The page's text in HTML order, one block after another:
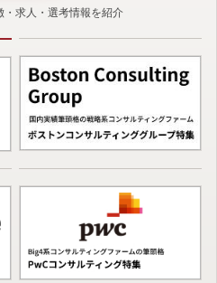
・求人・選考情報を紹介